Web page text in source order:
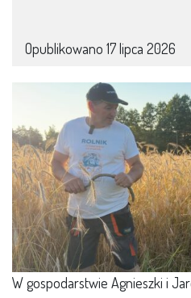
Opublikowano 17 lipca 2026
W gospodarstwie Agnieszki i